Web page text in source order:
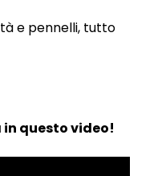
e pennelli, tutto
questo video!